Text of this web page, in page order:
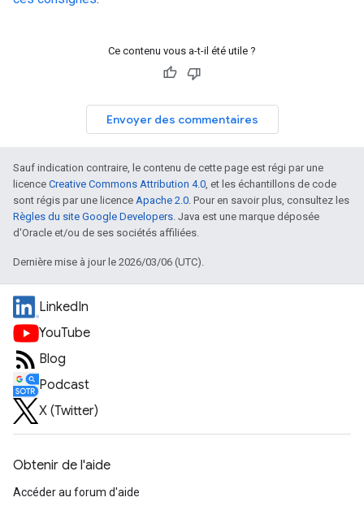
Ce contenu vous a-t-il été utile ?
Envoyer des commentaires
Sauf indication contraire, le contenu de cette page est régi par une
licence Creative Commons Attribution 4.0, et les échantillons de code
sont régis par une licence Apache 2.0. Pour en savoir plus, consultez les
Règles du site Google Developers. Java est une marque déposée
d'Oracle et/ou de ses sociétés affiliées.
Dernière mise à jour le 2026/03/06 (UTC).
LinkedIn
YouTube
Blog
Podcast
X (Twitter)
Obtenir de l'aide
Accéder au forum d'aide